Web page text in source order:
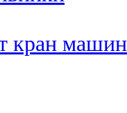
кран